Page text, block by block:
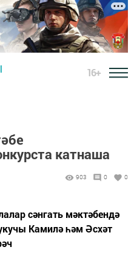
16+
катнаша
903 0 0
сәнгать мәктәбендә
Камилә һәм Әсхәт